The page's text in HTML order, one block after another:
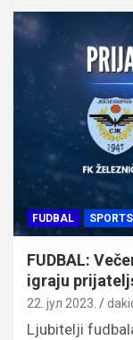
FUDBAL
FUDBAL:
igraju
22. јул 2023.
Ljubitelji